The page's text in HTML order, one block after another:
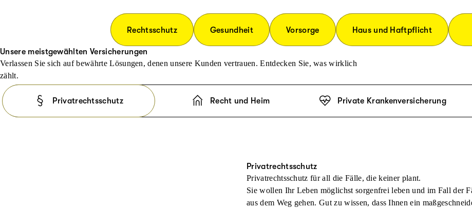
Rechtsschutz Gesundheit Vorsorge Haus und Haftpflicht
Unsere meistgewählten Versicherungen
Verlassen Sie sich auf bewährte Lösungen, denen unsere Kunden vertrauen. Entdecken Sie, was wirklich
zählt.
Privatrechtsschutz Recht und Heim Private Krankenversicherung
Privatrechtsschutz
Privatrechtsschutz für all die Fälle, die keiner plant.
Sie wollen Ihr Leben möglichst sorgenfrei leben und im Fall der
aus dem Weg gehen. Gut zu wissen, dass Ihnen ein